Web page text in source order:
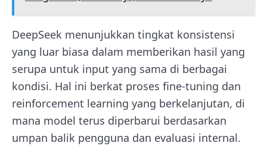
DeepSeek menunjukkan tingkat konsistensi
yang luar biasa dalam memberikan hasil yang
serupa untuk input yang sama di berbagai
kondisi. Hal ini berkat proses fine-tuning dan
reinforcement learning yang berkelanjutan, di
mana model terus diperbarui berdasarkan
umpan balik pengguna dan evaluasi internal.